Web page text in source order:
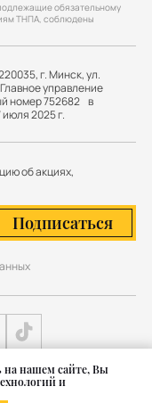
на нашем сайте, Вы
и
обязательному
ТНПА, соблюдены
г. Минск, ул.
управление
номер 752682 в
2025 г.
об акциях,
Подписаться